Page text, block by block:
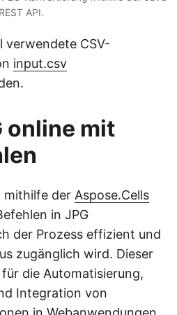
REST API.
verwendete CSV-
input.csv
online mit
mithilfe der Aspose.Cells
in JPG
der Prozess effizient und
zugänglich wird. Dieser
die Automatisierung,
Integration von